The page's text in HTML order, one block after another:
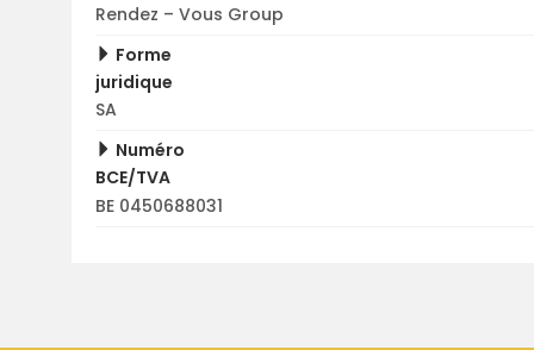
Rendez – Vous Group
Forme
juridique
SA
Numéro
BCE/TVA
BE 0450688031